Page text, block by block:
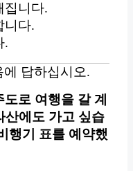
니다.
니다.
.
답하십시오.
로 여행을 갈 계
산에도 가고 싶습
행기 표를 예약했